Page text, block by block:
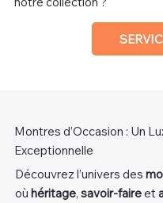
Montres d’Occasion : Un
Exceptionnelle
Découvrez l’univers des
où héritage, savoir-faireet